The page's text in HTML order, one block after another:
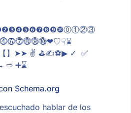
】➤➤ ✌ ⛳✍⚽▶ ✓ ✅
➕⌛
Schema.org
hablar de los